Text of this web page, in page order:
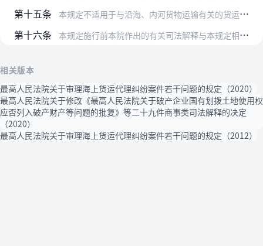
第十五条 本规定不适用于与沿海、内河货物运输有关的货运代理纠纷案件。
第十六条 本规定施行前本院作出的有关司法解释与本规定相抵触的，以本规定为准。
相关版本
最高人民法院关于审理海上货运代理纠纷案件若干问题的规定（2020）
最高人民法院关于修改《最高人民法院关于破产企业国有划拨土地使用权
应否列入破产财产等问题的批复》等二十九件商事类司法解释的决定
（2020）
最高人民法院关于审理海上货运代理纠纷案件若干问题的规定（2012）